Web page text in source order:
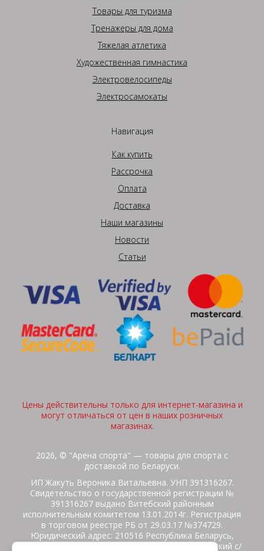
Товары для туризма
Тренажеры для дома
Тяжелая атлетика
Художественная гимнастика
Электровелосипеды
Электросамокаты
Навигация
Как купить
Рассрочка
Оплата
Доставка
Наши магазины
Новости
Статьи
Цены действительны только для интернет-магазина и
могут отличаться от цен в наших розничных
магазинах.
2026, © "Арена спорта" — товары для спорта с
доставкой по Беларуси.
ИП Жакуть Вероника Витальевна. УНП 391316267.
Свидетельство о государственной регистрации №
391316267 выдано Витебский районным
исполнительным комитетом 13.01.2014г. Регистрация
в торговом реестре РБ от 29.03.17 №374729.
Юридический адрес: 210516 Республика Беларусь,
Витебская область, Витебский район, Бабиничский с/